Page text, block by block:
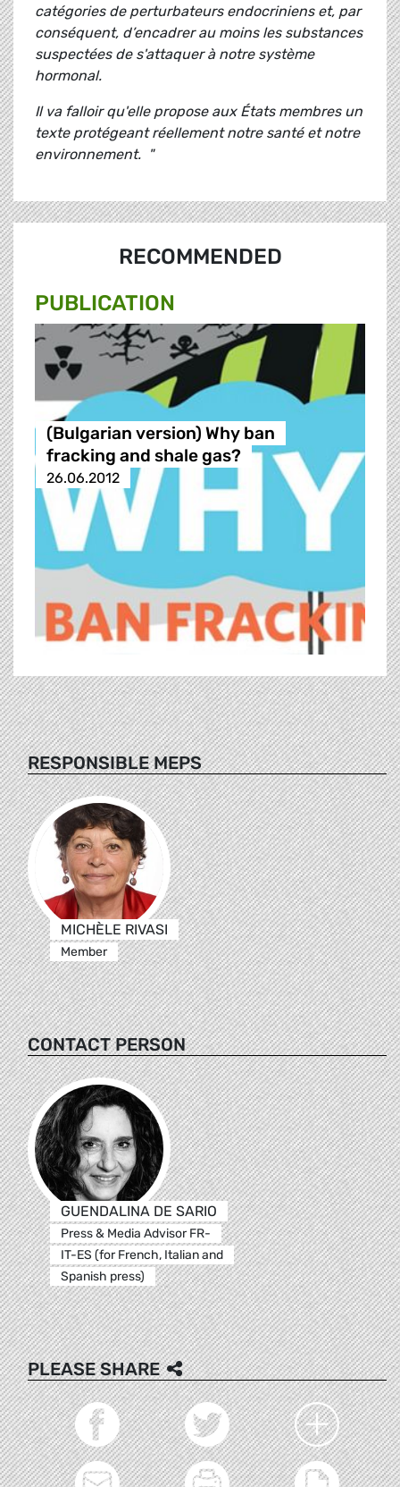
catégories de perturbateurs endocriniens et, par
conséquent, d’encadrer au moins les substances
suspectées de s'attaquer à notre système
hormonal.
Il va falloir qu'elle propose aux États membres un
texte protégeant réellement notre santé et notre
environnement. "
RECOMMENDED
PUBLICATION
(Bulgarian version) Why ban
fracking and shale gas?
26.06.2012
RESPONSIBLE MEPS
MICHÈLE RIVASI
Member
CONTACT PERSON
GUENDALINA DE SARIO
Press & Media Advisor FR-
IT-ES (for French, Italian and
Spanish press)
PLEASE SHARE